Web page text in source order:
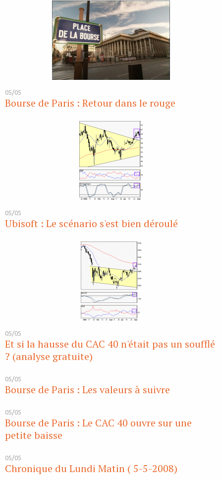
05/05
Bourse de Paris : Retour dans le rouge
05/05
Ubisoft : Le scénario s'est bien déroulé
05/05
Et si la hausse du CAC 40 n'était pas un soufflé
? (analyse gratuite)
05/05
Bourse de Paris : Les valeurs à suivre
05/05
Bourse de Paris : Le CAC 40 ouvre sur une
petite baisse
05/05
Chronique du Lundi Matin ( 5-5-2008)